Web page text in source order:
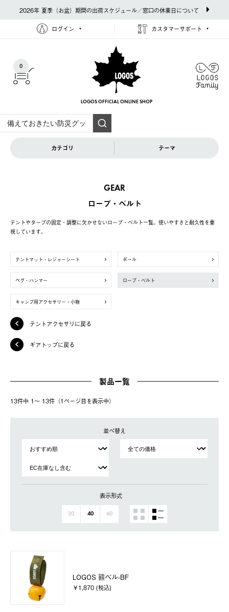
2026年 夏季（お盆）期間の出荷スケジュール／窓口の休業日について
ログイン カスタマーサポート
0
LOGOS OFFICIAL ONLINE SHOP
カテゴリ テーマ
GEAR
ロープ・ベルト
テントやタープの固定・調整に欠かせないロープ・ベルト一覧。使いやすさと耐久性を重
視しています。
テントマット・レジャーシート ポール
ペグ・ハンマー ロープ・ベルト
キャンプ用アクセサリー・小物
テントアクセサリに戻る
ギアトップに戻る
製品一覧
13件中 1〜 13件（1ページ⽬を表⽰中）
並べ替え
表示形式
20 40 60
LOGOS 熊ベル-BF
￥1,870 (税込)